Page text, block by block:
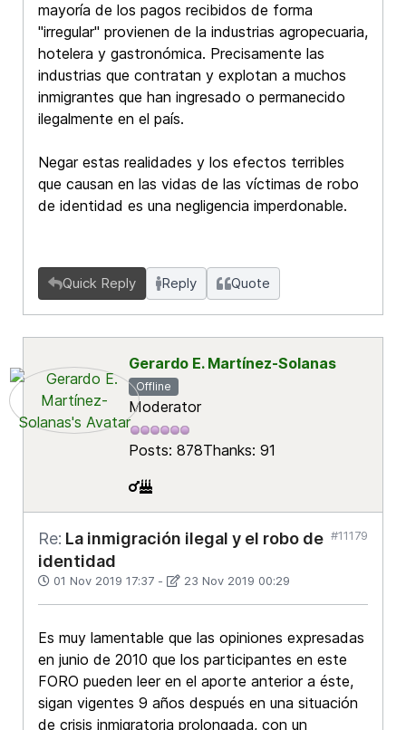
mayoría de los pagos recibidos de forma
"irregular" provienen de la industrias agropecuaria,
hotelera y gastronómica. Precisamente las
industrias que contratan y explotan a muchos
inmigrantes que han ingresado o permanecido
ilegalmente en el país.
Negar estas realidades y los efectos terribles
que causan en las vidas de las víctimas de robo
de identidad es una negligencia imperdonable.
Quick Reply Reply Quote
Gerardo E. Martínez-Solanas
Offline
Moderator
Posts: 878Thanks: 91
Re: La inmigración ilegal y el robo de
identidad
01 Nov 2019 17:37 - 23 Nov 2019 00:29
#11179
Es muy lamentable que las opiniones expresadas
en junio de 2010 que los participantes en este
FORO pueden leer en el aporte anterior a éste,
sigan vigentes 9 años después en una situación
de crisis inmigratoria prolongada, con un